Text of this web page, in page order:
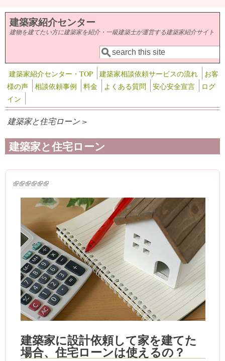
メインコンテンツに移動
建築家紹介センター
建物を建てたい方に建築家を紹介・一級建築士が運営する建築家紹介サイト
検索フォーム
検索
建築家紹介センター・TOP 建築家相談依頼サービスの流れ
お客
様の声
相談依頼事例 料金 よくある質問 安心安全宣言
ログ
イン
建築家と住宅ローン >
建築家と住宅ローン
(link is external)
(link is external)
(link is external)
(link is external)
(link is external)
(link is external)
建築家に設計依頼して家を建てた
場合、住宅ローンは使えるの？